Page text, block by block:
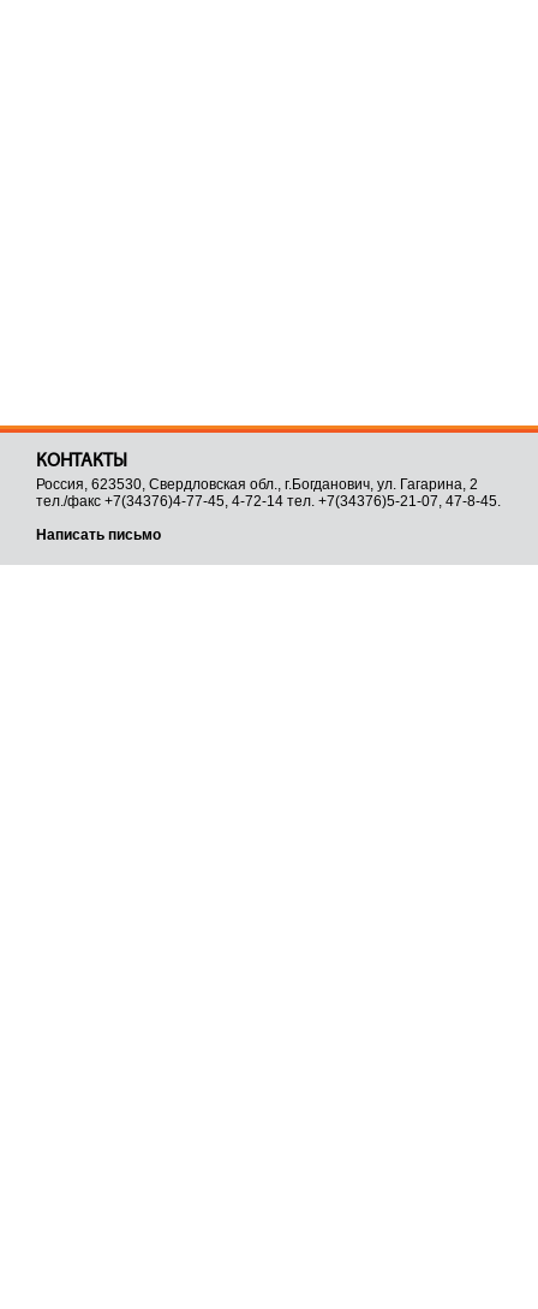
КОНТАКТЫ
Россия, 623530, Свердловская обл., г.Богданович, ул. Гагарина, 2
тел./факс +7(34376)4-77-45, 4-72-14 тел. +7(34376)5-21-07, 47-8-45.
Написать письмо